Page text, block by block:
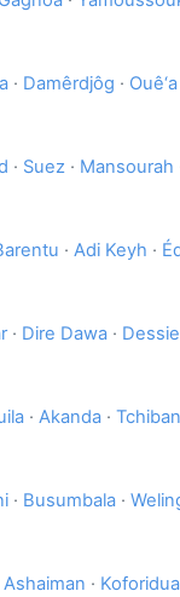
· Damêrdjôg · Ouê‘a
· Suez · Mansourah
· Adi Keyh ·
· Dire Dawa · Dessie
· Akanda ·
· Busumbala ·
Ashaiman · Koforidua